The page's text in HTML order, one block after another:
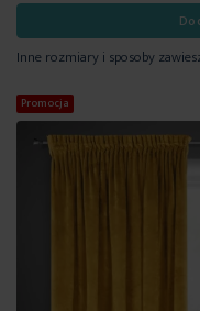
Inne rozmiary i sposoby
Promocja